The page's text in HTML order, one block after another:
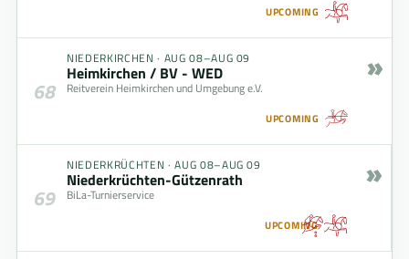
UPCOMING
68
NIEDERKIRCHEN · AUG 08–AUG 09
Heimkirchen / BV - WED
Reitverein Heimkirchen und Umgebung e.V.
UPCOMING
»
69
NIEDERKRÜCHTEN ·AUG 08–AUG 09
Niederkrüchten-Gützenrath
BiLa-Turnierservice
UPCOMING
»